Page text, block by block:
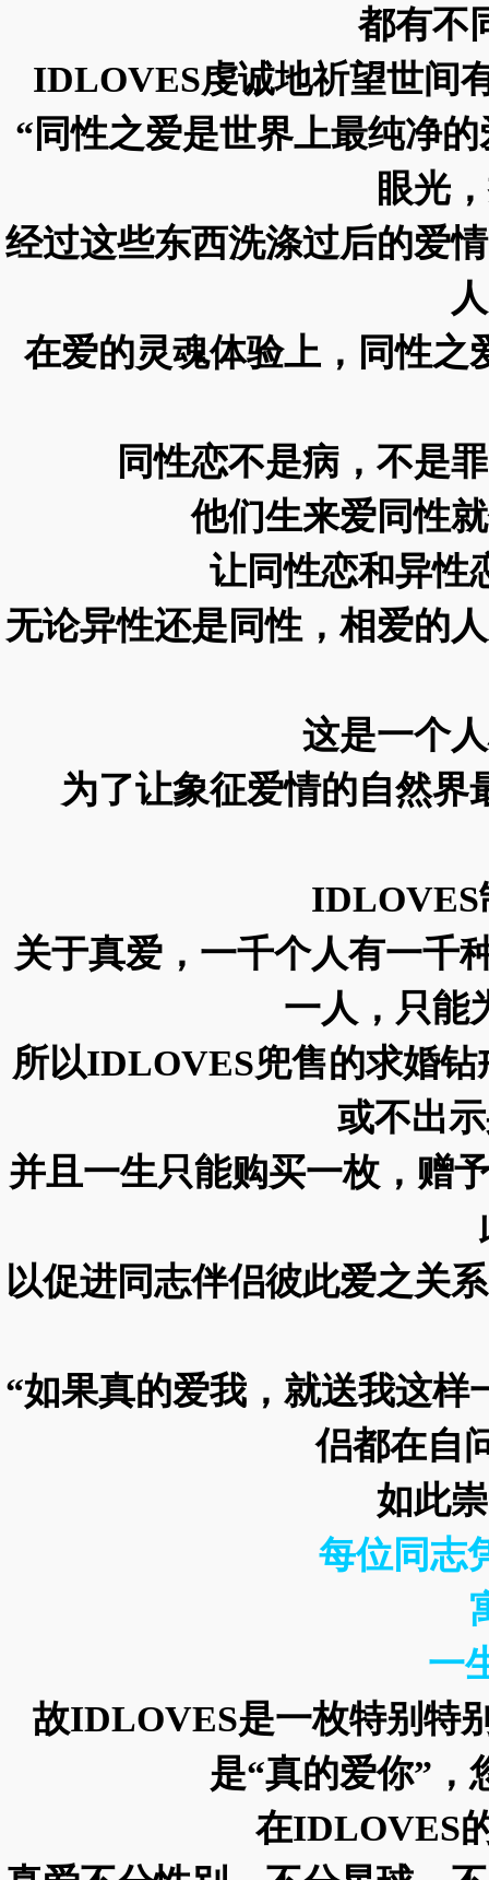
都有不
IDLOVES虔诚地祈望世间
“同性之爱是世界上最纯净
眼光
经过这些东西洗涤过后的爱
在爱的灵魂体验上，同性之
同性恋不是病，不是
他们生来爱同性
让同性恋和异性
无论异性还是同性，相爱的
这是一个
为了让象征爱情的自然界
IDLOVES
关于真爱，一千个人有一千
一人，只能
所以IDLOVES兜售的求婚
或不出
并且一生只能购买一枚，赠
以促进同志伴侣彼此爱之关
“如果真的爱我，就送我这
侣都在自
如此
每位同志
一
故IDLOVES是一枚特别特
是“真的爱你”，
在IDLOVES